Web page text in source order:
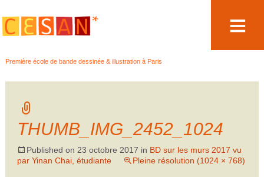
Première école de bande dessinée & illustration à Paris
au
THUMB_IMG_2452_1024
Published on 23 octobre 2017 in BD sur les murs 2017 vu
par Yinan Chai, étudiante
Pleine résolution (1024 × 768)